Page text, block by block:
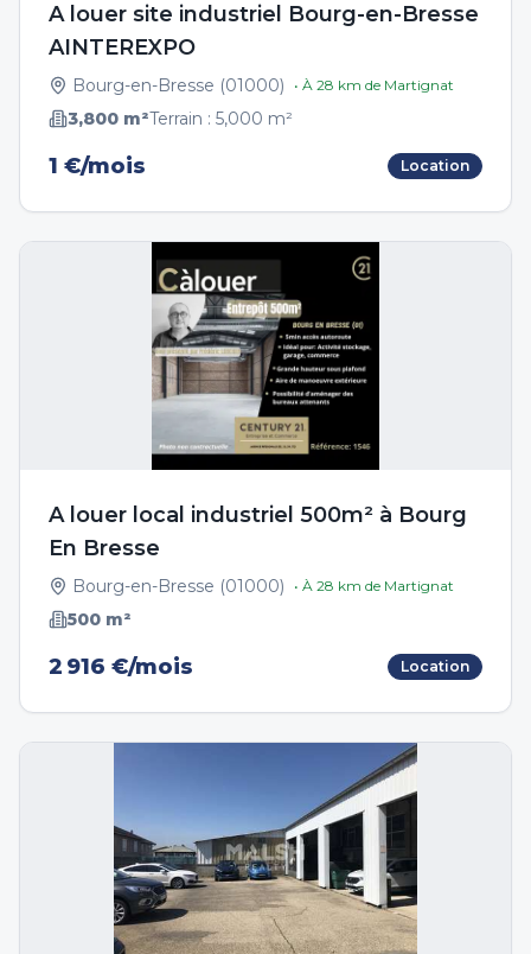
A louer site industriel Bourg-en-Bresse
AINTEREXPO
Bourg-en-Bresse (01000) • À 28 km de Martignat
3,800 m²Terrain : 5,000 m²
1 €/mois Location
A louer local industriel 500m² à Bourg
En Bresse
Bourg-en-Bresse (01000) • À 28 km de Martignat
500 m²
2 916 €/mois Location